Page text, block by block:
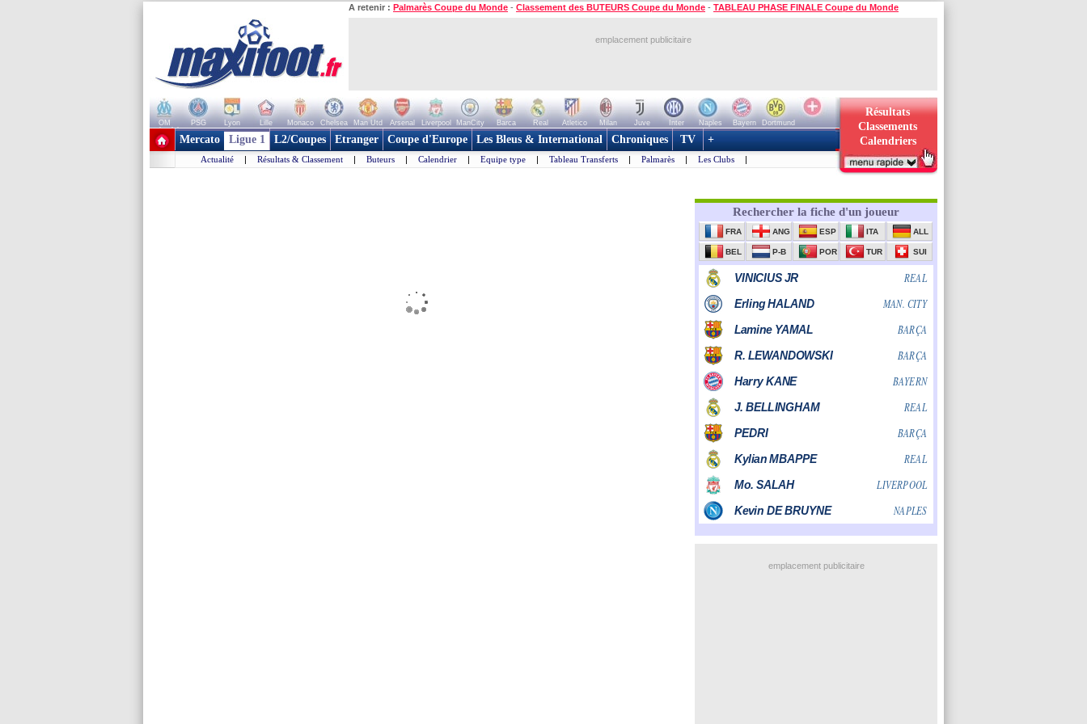
A retenir : Palmarès Coupe du Monde - Classement des BUTEURS Coupe du Monde - TABLEAU PHASE FINALE Coupe du Monde
emplacement publicitaire
OM PSG Lyon Lille Monaco Chelsea Man Utd Arsenal Liverpool ManCity Barca Real Atletico Milan Juve Inter Naples Bayern
Dortmund
+ de clubs
Résultats
Classements
Calendriers
Mercato Ligue 1 L2/Coupes Etranger Coupe d'Europe Les Bleus & International Chroniques TV +
Actualité | Résultats & Classement | Buteurs | Calendrier | Equipe type | Tableau Transferts | Palmarès | Les Clubs |
emplacement publicitaire